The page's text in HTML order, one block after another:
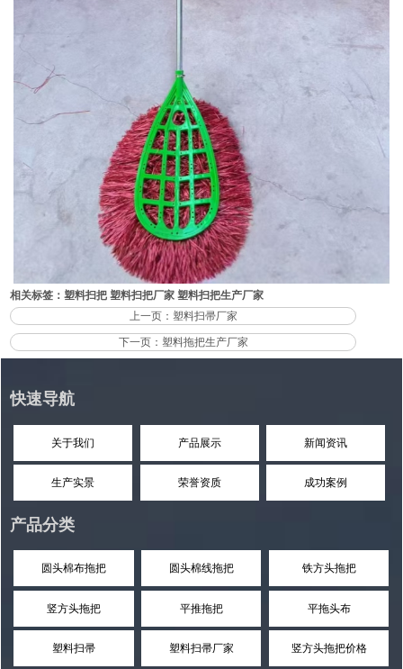
相关标签： 塑料扫把 塑料扫把厂家 塑料扫把生产厂家
上一页：塑料扫帚厂家
下一页：塑料拖把生产厂家
快速导航
关于我们 产品展示 新闻资讯
生产实景 荣誉资质 成功案例
产品分类
圆头棉布拖把 圆头棉线拖把 铁方头拖把
竖方头拖把 平推拖把 平拖头布
塑料扫帚 塑料扫帚厂家 竖方头拖把价格